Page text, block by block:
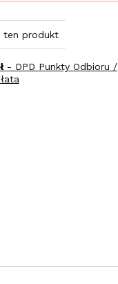
ten produkt
- DPD Punkty Odbioru /